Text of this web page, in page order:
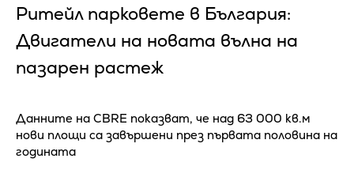
Ритейл парковете в България:
Двигатели на новата вълна на
пазарен растеж
Данните на CBRE показват, че над 63 000 кв.м
нови площи са завършени през първата половина на
годината